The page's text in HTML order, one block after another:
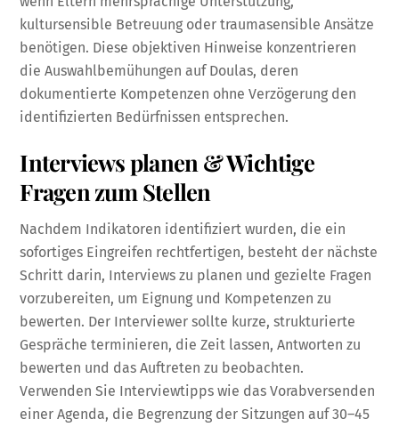
kultursensible Betreuung oder traumasensible Ansätze
benötigen. Diese objektiven Hinweise konzentrieren
die Auswahlbemühungen auf Doulas, deren
dokumentierte Kompetenzen ohne Verzögerung den
identifizierten Bedürfnissen entsprechen.
Interviews planen & Wichtige
Fragen zum Stellen
Nachdem Indikatoren identifiziert wurden, die ein
sofortiges Eingreifen rechtfertigen, besteht der nächste
Schritt darin, Interviews zu planen und gezielte Fragen
vorzubereiten, um Eignung und Kompetenzen zu
bewerten. Der Interviewer sollte kurze, strukturierte
Gespräche terminieren, die Zeit lassen, Antworten zu
bewerten und das Auftreten zu beobachten.
Verwenden Sie Interviewtipps wie das Vorabversenden
einer Agenda, die Begrenzung der Sitzungen auf 30–45